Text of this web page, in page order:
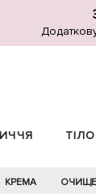
ТІЛО
КРЕМА